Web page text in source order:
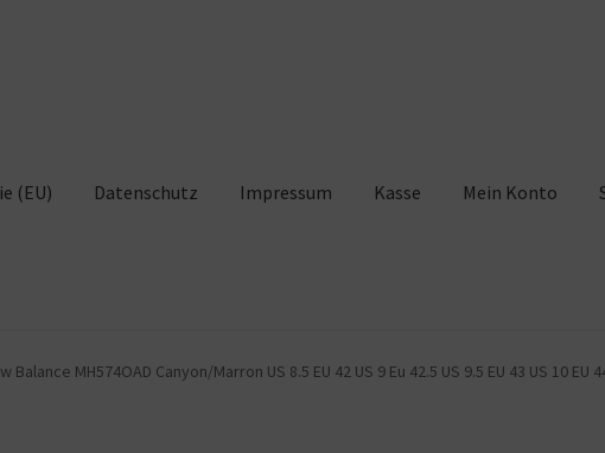
(EU) Datenschutz Impressum Kasse Mein Konto
Datenschutz Impressum Kasse Mein Konto Shop Warenkorb
Balance MH574OAD Canyon/Marron US 8.5 EU 42 US 9 Eu 42.5 US 9.5 EU 43 US 10 EU